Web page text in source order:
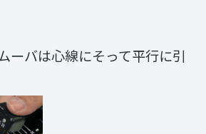
ーバは心線にそって平行に引